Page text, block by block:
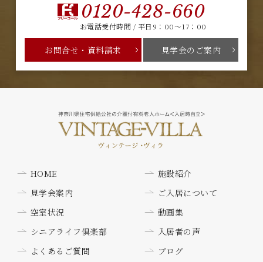
0120-428-660
お電話受付時間 / 平日9：00～17：00
お問合せ・資料請求 見学会のご案内
HOME
施設紹介
見学会案内
ご入居について
空室状況
動画集
シニアライフ倶楽部
入居者の声
よくあるご質問
ブログ